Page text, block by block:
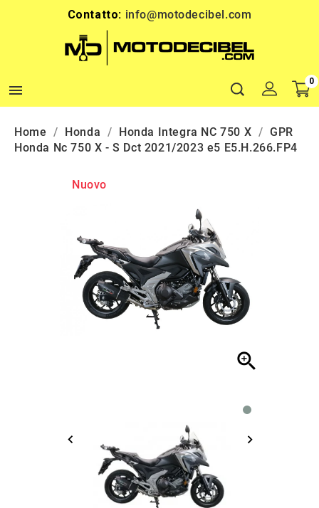
Contatto: info@motodecibel.com

0
Home Honda Honda Integra NC 750 X
GPR
Honda Nc 750 X - S Dct 2021/2023 e5 E5.H.266.FP4
Nuovo
